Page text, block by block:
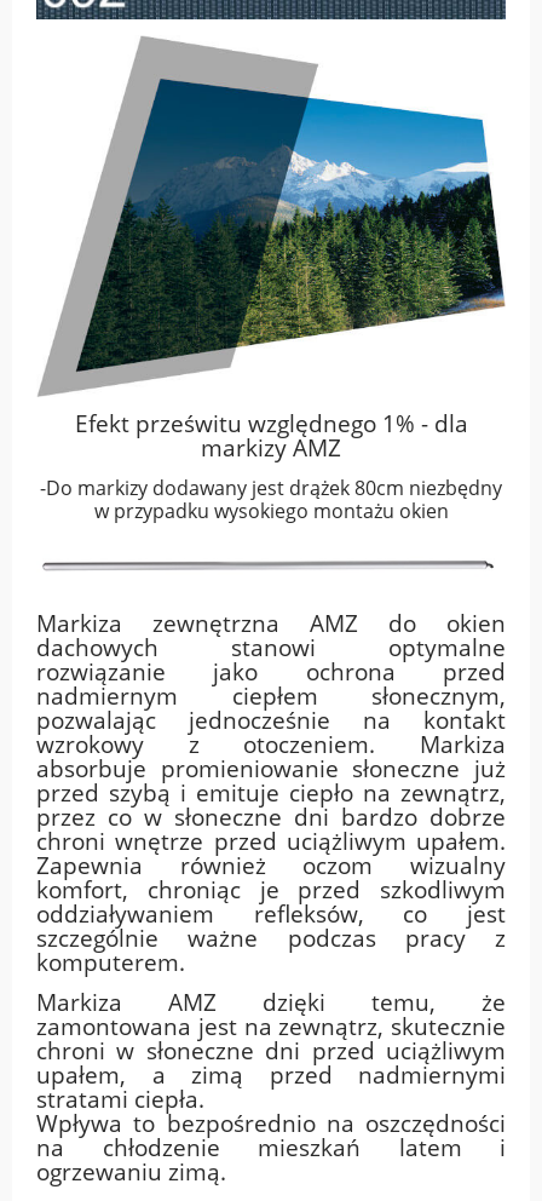
Efekt prześwitu względnego 1% - dla
markizy AMZ
-Do markizy dodawany jest drążek 80cm niezbędny
w przypadku wysokiego montażu okien
Markiza zewnętrzna AMZ do okien
dachowych stanowi optymalne
rozwiązanie jako ochrona przed
nadmiernym ciepłem słonecznym,
pozwalając jednocześnie na kontakt
wzrokowy z otoczeniem. Markiza
absorbuje promieniowanie słoneczne już
przed szybą i emituje ciepło na zewnątrz,
przez co w słoneczne dni bardzo dobrze
chroni wnętrze przed uciążliwym upałem.
Zapewnia również oczom wizualny
komfort, chroniąc je przed szkodliwym
oddziaływaniem refleksów, co jest
szczególnie ważne podczas pracy z
komputerem.
Markiza AMZ dzięki temu, że
zamontowana jest na zewnątrz, skutecznie
chroni w słoneczne dni przed uciążliwym
upałem, a zimą przed nadmiernymi
stratami ciepła.
Wpływa to bezpośrednio na oszczędności
na chłodzenie mieszkań latem i
ogrzewaniu zimą.